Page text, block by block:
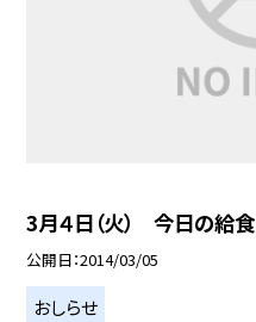
3月４日（火） 今日の給食
公開日 2014/03/05
おしらせ